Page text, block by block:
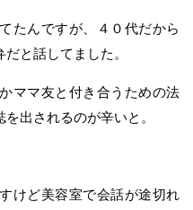
たんですが、４０代だから
と話してました。
ママ友と付き合うための法
出されるのが辛いと。
けど美容室で会話が途切れ